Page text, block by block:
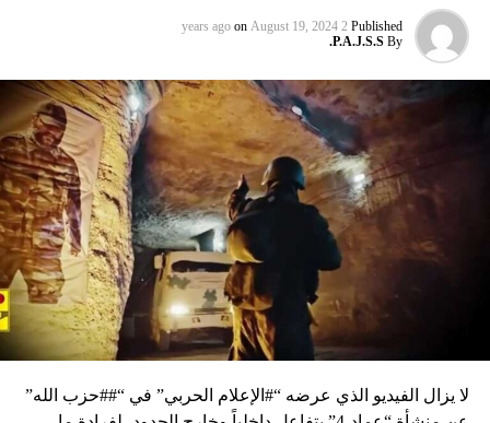
Published
2 years ago
on August 19, 2024
By
P.A.J.S.S.
لا يزال الفيديو الذي عرضه “#الإعلام الحربي” في “##حزب الله”